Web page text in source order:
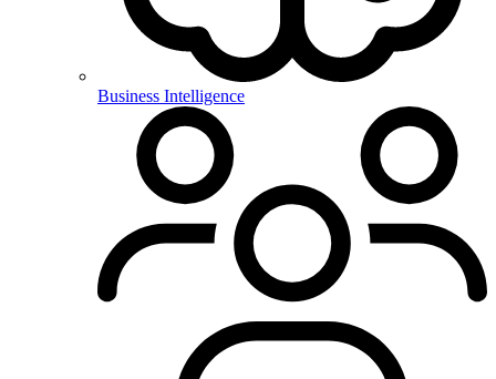
Business Intelligence